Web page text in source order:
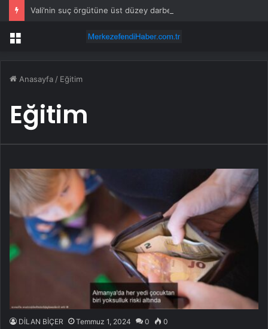
Vali’nin suç örgütüne üst düzey darbe
Menü
Anasayfa / Eğitim
Eğitim
DİLAN BİÇER Temmuz 1, 2024 0 0